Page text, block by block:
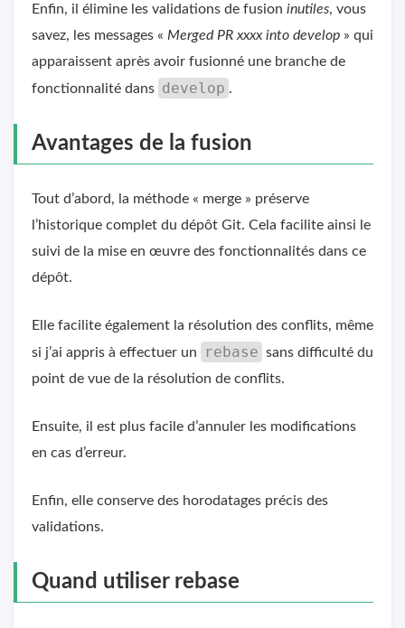
Enfin, il élimine les validations de fusion inutiles, vous
savez, les messages « Merged PR xxxx into develop » qui
apparaissent après avoir fusionné une branche de
fonctionnalité dans develop .
Avantages de la fusion
Tout d’abord, la méthode « merge » préserve
l’historique complet du dépôt Git. Cela facilite ainsi le
suivi de la mise en œuvre des fonctionnalités dans ce
dépôt.
Elle facilite également la résolution des conflits, même
si j’ai appris à effectuer un
rebase sans difficulté du
point de vue de la résolution de conflits.
Ensuite, il est plus facile d’annuler les modifications
en cas d’erreur.
Enfin, elle conserve des horodatages précis des
validations.
Quand utiliser rebase